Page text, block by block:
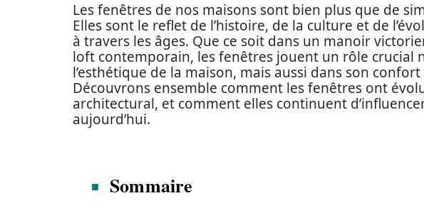
Les fenêtres de nos maisons sont bien plus que de
Elles sont le reflet de l’histoire, de la culture et de
à travers les âges. Que ce soit dans un manoir
loft contemporain, les fenêtres jouent un rôle crucial
l’esthétique de la maison, mais aussi dans son
Découvrons ensemble comment les fenêtres ont
architectural, et comment elles continuent
aujourd’hui.
Sommaire